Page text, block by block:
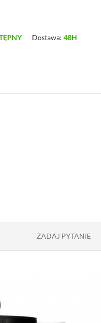
Dostawa: 48H
ZADAJ PYTANIE